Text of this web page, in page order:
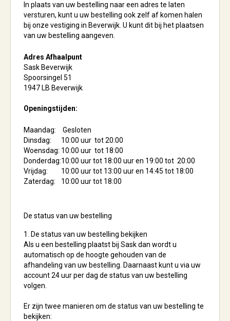
In plaats van uw bestelling naar een adres te laten
versturen, kunt u uw bestelling ook zelf af komen halen
bij onze vestiging in Beverwijk. U kunt dit bij het plaatsen
van uw bestelling aangeven.
Adres Afhaalpunt
Sask Beverwijk
Spoorsingel 51
1947 LB Beverwijk
Openingstijden:
Maandag:
Gesloten
Dinsdag:
10:00 uur tot 20:00
Woensdag: 10:00 uur tot 18:00
Donderdag:10:00 uur tot 18:00 uur en 19:00 tot 20:00
Vrijdag:
10:00 uur tot 13:00 uur en 14:45 tot 18:00
Zaterdag:
10:00 uur tot 18:00
De status van uw bestelling
1. De status van uw bestelling bekijken
Als u een bestelling plaatst bij Sask dan wordt u
automatisch op de hoogte gehouden van de
afhandeling van uw bestelling. Daarnaast kunt u via uw
account 24 uur per dag de status van uw bestelling
volgen.
Er zijn twee manieren om de status van uw bestelling te
bekijken: